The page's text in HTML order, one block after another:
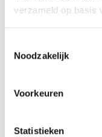
verzameld op basis
Noodzakelijk
Voorkeuren
Statistieken